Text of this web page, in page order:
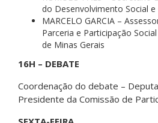
do Desenvolvimento Social
MARCELO GARCIA –
Parceria e Participação
de Minas Gerais
16H – DEBATE
Coordenação do debate –
Presidente da Comissão de